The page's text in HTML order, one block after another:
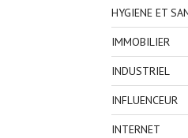
HYGIENE ET
IMMOBILIER
INDUSTRIEL
INFLUENCEUR
INTERNET